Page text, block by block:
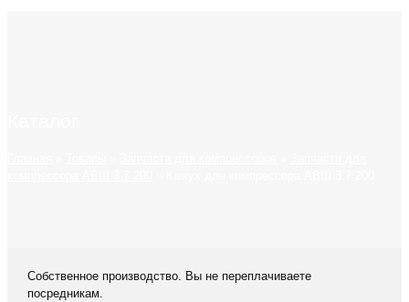
Собственное производство. Вы не переплачиваете
посредникам.